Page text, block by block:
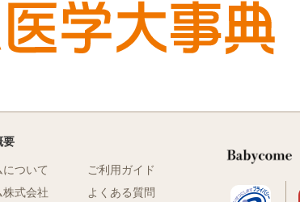
要
ついて
式会社
ご利用ガイド
よくある質問